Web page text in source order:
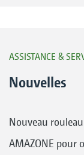
ASSISTANCE &
Nouvelles
Nouveau
AMAZONE pour